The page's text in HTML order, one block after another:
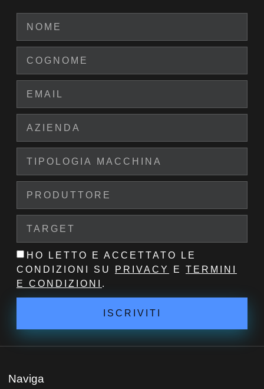
HO LETTO E ACCETTATO LE
CONDIZIONI SU
PRIVACY E TERMINI
E CONDIZIONI .
ISCRIVITI
Naviga